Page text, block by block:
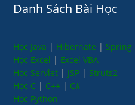
Danh Sách Bài Học
Học Java | Hibernate | Spring
Học Excel | Excel VBA
Học Servlet | JSP | Struts2
Học C | C++ | C#
Học Python